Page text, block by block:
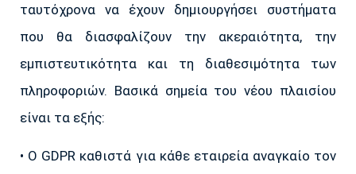
ταυτόχρονα να έχουν δημιουργήσει συστήματα
που θα διασφαλίζουν την ακεραιότητα, την
εμπιστευτικότητα και τη διαθεσιμότητα των
πληροφοριών. Βασικά σημεία του νέου πλαισίου
είναι τα εξής:
• Ο GDPR καθιστά για κάθε εταιρεία αναγκαίο τον